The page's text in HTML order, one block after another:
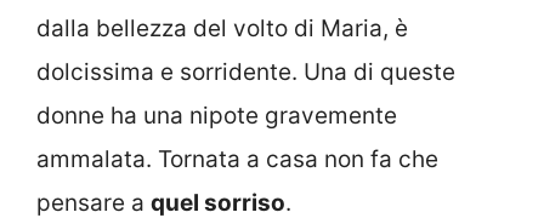
dalla bellezza del volto di Maria, è
dolcissima e sorridente. Una di queste
donne ha una nipote gravemente
ammalata. Tornata a casa non fa che
pensare a quel sorriso.